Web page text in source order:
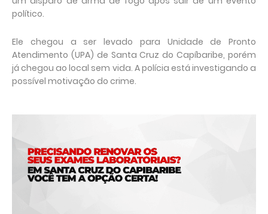
político.
Ele chegou a ser levado para Unidade de Pronto
Atendimento (UPA) de Santa Cruz do Capíbaribe, porém
já chegou ao local sem vida. A polícia está investigando a
possível motivação do crime.